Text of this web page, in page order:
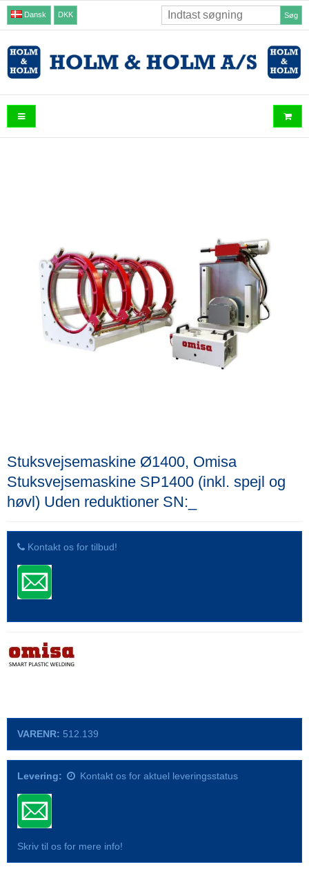
Dansk DKK Søg
Stuksvejsemaskine Ø1400, Omisa
Stuksvejsemaskine SP1400 (inkl. spejl og
høvl) Uden reduktioner SN:_
Kontakt os for tilbud!
VARENR: 512.139
Levering: Kontakt os for aktuel leveringsstatus
Skriv til os for mere info!